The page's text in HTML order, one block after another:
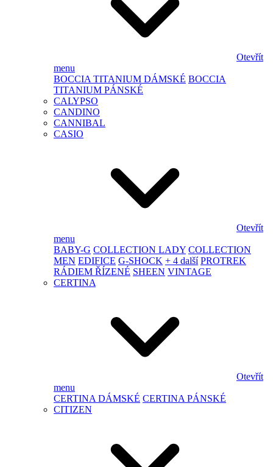
Otevřít
menu
BOCCIA TITANIUM DÁMSKÉ BOCCIA
TITANIUM PÁNSKÉ
CALYPSO
CANDINO
CANNIBAL
CASIO
Otevřít
menu
BABY-G COLLECTION LADY COLLECTION
MEN EDIFICE G-SHOCK + 4 další PROTREK
RÁDIEM ŘÍZENÉ SHEEN VINTAGE
CERTINA
Otevřít
menu
CERTINA DÁMSKÉ CERTINA PÁNSKÉ
CITIZEN